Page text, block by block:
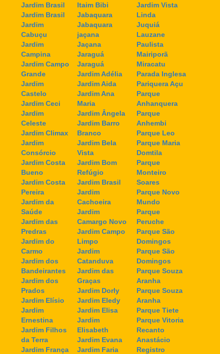
Jardim Brasil
Jardim Brasil
Jardim
Cabuçu
Jardim
Campina
Jardim Campo
Grande
Jardim
Castelo
Jardim Ceci
Jardim
Celeste
Jardim Climax
Jardim
Consórcio
Jardim Costa
Bueno
Jardim Costa
Pereira
Jardim da
Saúde
Jardim das
Predras
Jardim do
Carmo
Jardim dos
Bandeirantes
Jardim dos
Prados
Jardim Elísio
Jardim
Ernestina
Jardim Filhos
da Terra
Jardim França
Itaim Bibi
Jabaquara
Jabaquara
jaçana
Jaçana
Jaraguá
Jaraguá
Jardim Adélia
Jardim Aida
Jardim Ana
Maria
Jardim Ângela
Jardim Barro
Branco
Jardim Bela
Vista
Jardim Bom
Refúgio
Jardim Brasil
Jardim
Cachoeira
Jardim
Camargo Novo
Jardim Campo
Limpo
Jardim
Catanduva
Jardim das
Graças
Jardim Dorly
Jardim Eledy
Jardim Elisa
Jardim
Elisabeth
Jardim Evana
Jardim Faria
Jardim Vista
Linda
Juquiá
Lauzane
Paulista
Mairiporã
Miracatu
Parada Inglesa
Pariquera Açu
Parque
Anhanquera
Parque
Anhembi
Parque Leo
Parque Maria
Domtila
Parque
Monteiro
Soares
Parque Novo
Mundo
Parque
Peruche
Parque São
Domingos
Parque São
Domingos
Parque Souza
Aranha
Parque Souza
Aranha
Parque Tiete
Parque Vitoria
Recanto
Anastácio
Registro